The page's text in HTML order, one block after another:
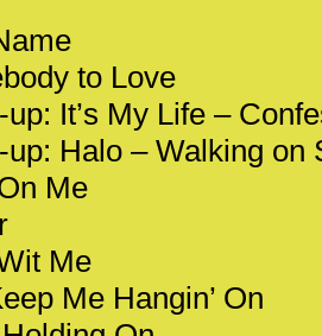
to Love
It’s My Life –
up: Halo – Walking on
Me
Me
Me Hangin’ On